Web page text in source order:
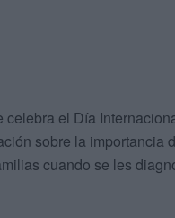
celebra el Día
sobre la importancia
cuando se les